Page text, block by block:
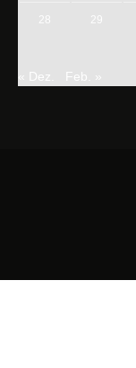
28 29
« Dez. Feb. »